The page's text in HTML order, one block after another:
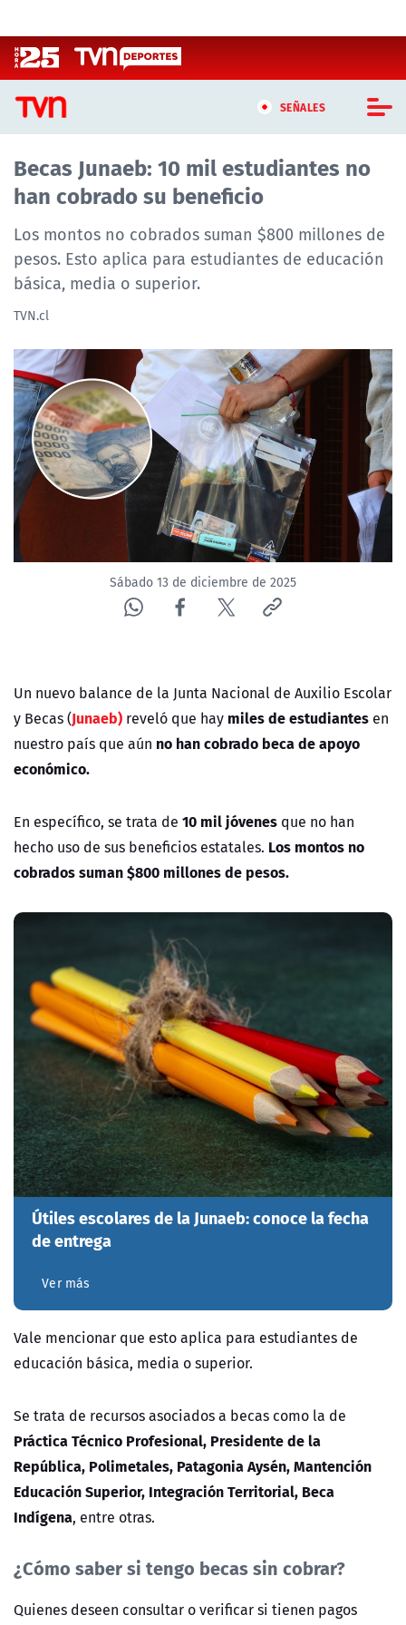
SEÑALES
CASTING MASTERCHEF CHILE
CASTING TVN VERTICAL
TVN VERTICAL
TVN PLAY
TELESERIES
NTV
ACTUALIDAD Y TENDENCIAS
CORPORATIVO Y TRANSPARENCIA
CANAL DE DENUNCIAS
ÁREA DE PROYECTOS
Becas Junaeb: 10 mil estudiantes no
han cobrado su beneficio
Los montos no cobrados suman $800 millones de
pesos. Esto aplica para estudiantes de educación
básica, media o superior.
TVN.cl
Sábado 13 de diciembre de 2025
Un nuevo balance de la Junta Nacional de Auxilio Escolar
y Becas (Junaeb) reveló que hay miles de estudiantes en
nuestro país que aún no han cobrado beca de apoyo
económico.
En específico, se trata de 10 mil jóvenes que no han
hecho uso de sus beneficios estatales. Los montos no
cobrados suman $800 millones de pesos.
Útiles escolares de la Junaeb: conoce la fecha
de entrega
Ver más
Vale mencionar que esto aplica para estudiantes de
educación básica, media o superior.
Se trata de recursos asociados a becas como la de
Práctica Técnico Profesional, Presidente de la
República, Polimetales, Patagonia Aysén, Mantención
Educación Superior, Integración Territorial, Beca
Indígena, entre otras.
¿Cómo saber si tengo becas sin cobrar?
Quienes deseen consultar o verificar si tienen pagos